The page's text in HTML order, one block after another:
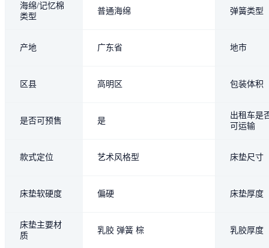
海绵/记忆棉
类型
普通海绵 弹簧类型
产地 广东省 地市
区县 高明区 包装体积
是否可预售 是
出租车是
可运输
款式定位 艺术风格型 床垫尺寸
床垫软硬度 偏硬 床垫厚度
床垫主要材
质
乳胶 弹簧 棕 乳胶厚度